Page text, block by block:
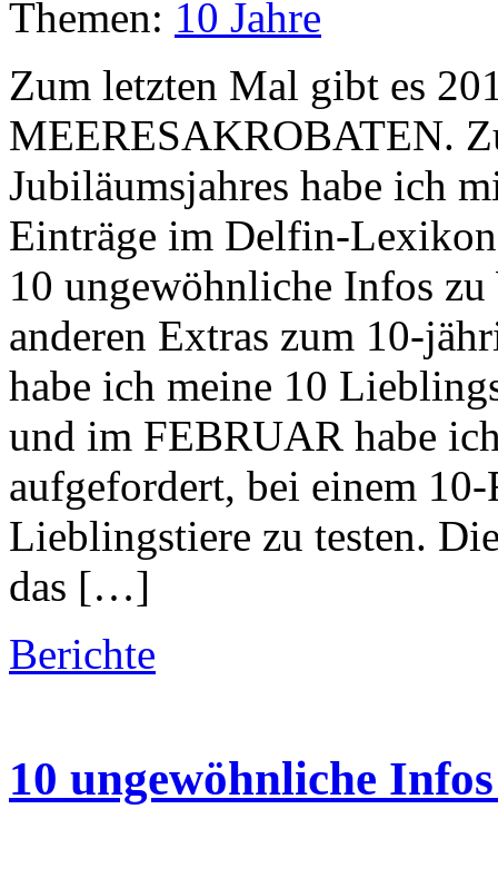
Themen: 10 Jahre
Zum letzten Mal gibt es
MEERESAKROBATEN.
Jubiläumsjahres habe ich
Einträge im Delfin-
10 ungewöhnliche Infos
anderen Extras zum 10-
habe ich meine 10
und im FEBRUAR habe
aufgefordert, bei einem
Lieblingstiere zu testen.
das […]
Berichte
10 ungewöhnliche